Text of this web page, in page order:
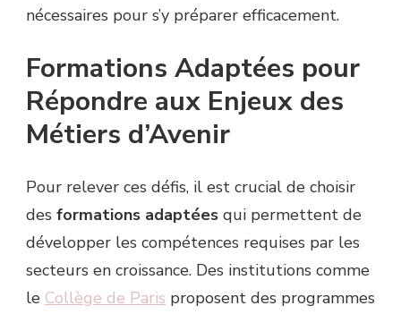
nécessaires pour s’y préparer efficacement.
Formations Adaptées pour
Répondre aux Enjeux des
Métiers d’Avenir
Pour relever ces défis, il est crucial de choisir
des formations adaptées qui permettent de
développer les compétences requises par les
secteurs en croissance. Des institutions comme
le Collège de Paris proposent des programmes